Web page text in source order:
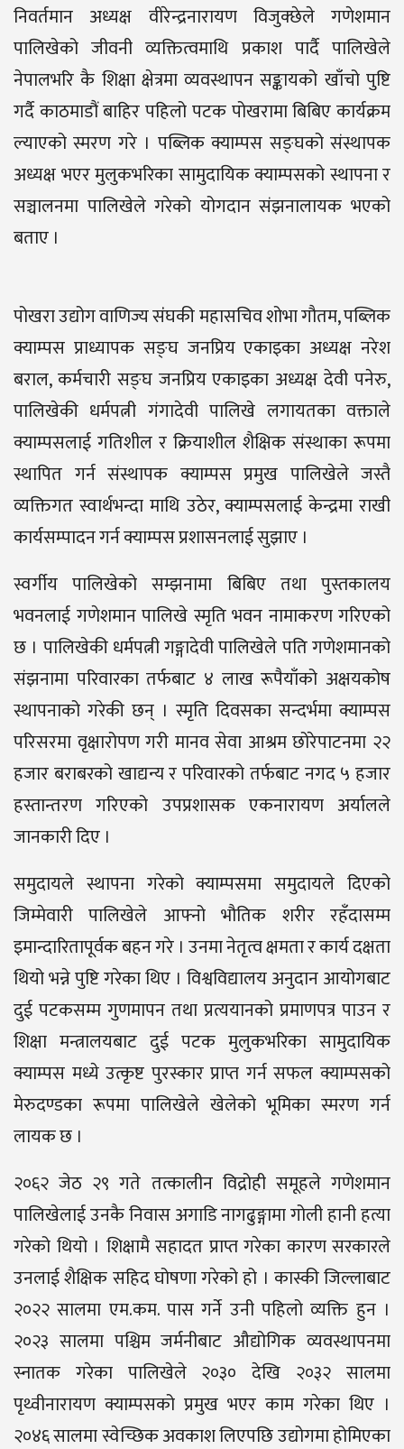
निवर्तमान अध्यक्ष वीरेन्द्रनारायण विजुक्छेले गणेशमान
पालिखेको जीवनी व्यक्तित्वमाथि प्रकाश पार्दै पालिखेले
नेपालभरि कै शिक्षा क्षेत्रमा व्यवस्थापन सङ्कायको खाँचो पुष्टि
गर्दै काठमाडौं बाहिर पहिलो पटक पोखरामा बिबिए कार्यक्रम
ल्याएको स्मरण गरे । पब्लिक क्याम्पस सङ्घको संस्थापक
अध्यक्ष भएर मुलुकभरिका सामुदायिक क्याम्पसको स्थापना र
सञ्चालनमा पालिखेले गरेको योगदान संझनालायक भएको
बताए ।
पोखरा उद्योग वाणिज्य संंघकी महासचिव शोभा गौतम, पब्लिक
क्याम्पस प्राध्यापक सङ्घ जनप्रिय एकाइका अध्यक्ष नरेश
बराल, कर्मचारी सङ्घ जनप्रिय एकाइका अध्यक्ष देवी पनेरु,
पालिखेकी धर्मपत्नी गंगादेवी पालिखे लगायतका वक्ताले
क्याम्पसलाई गतिशील र क्रियाशील शैक्षिक संस्थाका रूपमा
स्थापित गर्न संस्थापक क्याम्पस प्रमुख पालिखेले जस्तै
व्यक्तिगत स्वार्थभन्दा माथि उठेर, क्याम्पसलाई केन्द्रमा राखी
कार्यसम्पादन गर्न क्याम्पस प्रशासनलाई सुझाए ।
स्वर्गीय पालिखेको सम्झनामा बिबिए तथा पुस्तकालय
भवनलाई गणेशमान पालिखे स्मृति भवन नामाकरण गरिएको
छ । पालिखेकी धर्मपत्नी गङ्गादेवी पालिखेले पति गणेशमानको
संझनामा परिवारका तर्फबाट ४ लाख रूपैयाँको अक्षयकोष
स्थापनाको गरेकी छन् । स्मृति दिवसका सन्दर्भमा क्याम्पस
परिसरमा वृक्षारोपण गरी मानव सेवा आश्रम छोरेपाटनमा २२
हजार बराबरको खाद्यन्य र परिवारको तर्फबाट नगद ५ हजार
हस्तान्तरण गरिएको उपप्रशासक एकनारायण अर्यालले
जानकारी दिए ।
समुदायले स्थापना गरेको क्याम्पसमा समुदायले दिएको
जिम्मेवारी पालिखेले आफ्नो भौतिक शरीर रहँदासम्म
इमान्दारितापूर्वक बहन गरे । उनमा नेतृत्व क्षमता र कार्य दक्षता
थियो भन्ने पुष्टि गरेका थिए । विश्वविद्यालय अनुदान आयोगबाट
दुई पटकसम्म गुणमापन तथा प्रत्ययानको प्रमाणपत्र पाउन र
शिक्षा मन्त्रालयबाट दुई पटक मुलुकभरिका सामुदायिक
क्याम्पस मध्ये उत्कृष्ट पुरस्कार प्राप्त गर्न सफल क्याम्पसको
मेरुदण्डका रूपमा पालिखेले खेलेको भूमिका स्मरण गर्न
लायक छ ।
२०६२ जेठ २९ गते तत्कालीन विद्रोही समूहले गणेशमान
पालिखेलाई उनकै निवास अगाडि नागढुङ्गामा गोली हानी हत्या
गरेको थियो । शिक्षामै सहादत प्राप्त गरेका कारण सरकारले
उनलाई शैक्षिक सहिद घोषणा गरेको हो । कास्की जिल्लाबाट
२०२२ सालमा एम.कम. पास गर्ने उनी पहिलो व्यक्ति हुन ।
२०२३ सालमा पश्चिम जर्मनीबाट औद्योगिक व्यवस्थापनमा
स्नातक गरेका पालिखेले २०३० देखि २०३२ सालमा
पृथ्वीनारायण क्याम्पसको प्रमुख भएर काम गरेका थिए ।
२०४६ सालमा स्वेच्छिक अवकाश लिएपछि उद्योगमा होमिएका